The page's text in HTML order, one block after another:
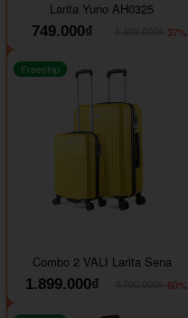
Larita Yuno AH0325
749.000₫
-37%
Freeship
Combo 2 VALI Larita Sena
1.899.000₫
-60%